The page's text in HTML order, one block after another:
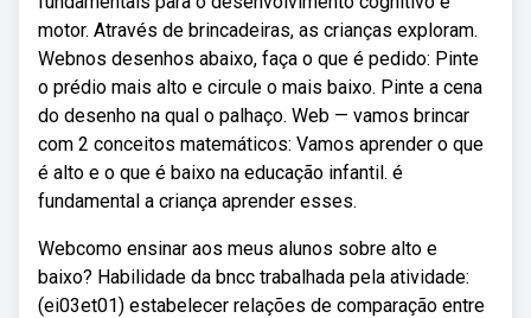
motor. Através de brincadeiras, as crianças exploram.
Webnos desenhos abaixo, faça o que é pedido: Pinte
o prédio mais alto e circule o mais baixo. Pinte a cena
do desenho na qual o palhaço. Web — vamos brincar
com 2 conceitos matemáticos: Vamos aprender o que
é alto e o que é baixo na educação infantil. é
fundamental a criança aprender esses.
Webcomo ensinar aos meus alunos sobre alto e
baixo? Habilidade da bncc trabalhada pela atividade:
(ei03et01) estabelecer relações de comparação entre